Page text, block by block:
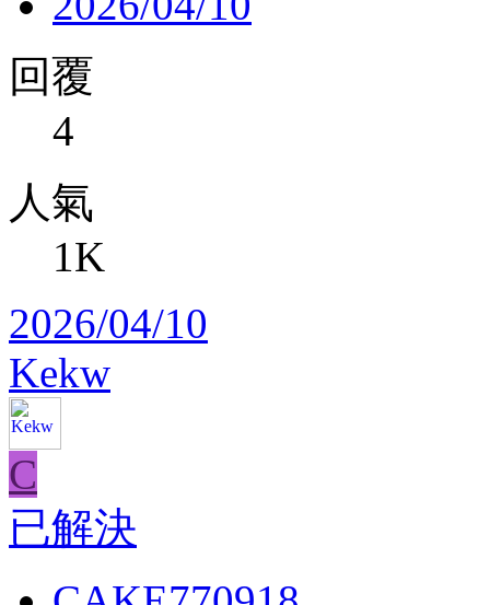
回覆
4
人氣
1K
2026/04/10
Kekw
C
已解決